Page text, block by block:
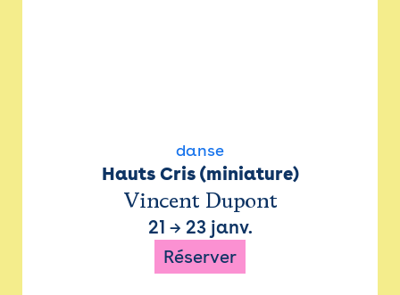
danse
Hauts Cris (miniature)
Vincent Dupont
21 → 23 janv.
Réserver